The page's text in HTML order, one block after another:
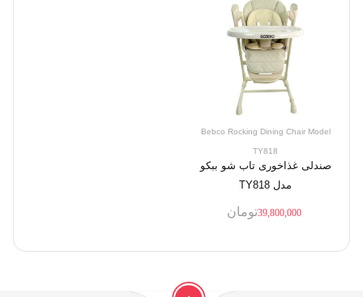
Bebco Rocking Dining Chair Model
TY818
صندلی غذاخوری تاب شو ببکو
مدل TY818
تومان